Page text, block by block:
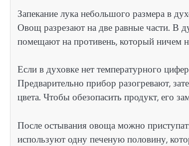
Запекание лука небольшого размера в
Овощ разрезают на две равные части. В
помещают на противень, который ничем
Если в духовке нет температурного
Предварительно прибор разогревают,
цвета. Чтобы обезопасить продукт, его
После остывания овоща можно
используют одну печеную половину,